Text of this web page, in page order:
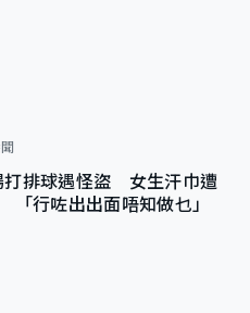
打排球遇怪盜 女生汗巾遭
行咗出出面唔知做乜」